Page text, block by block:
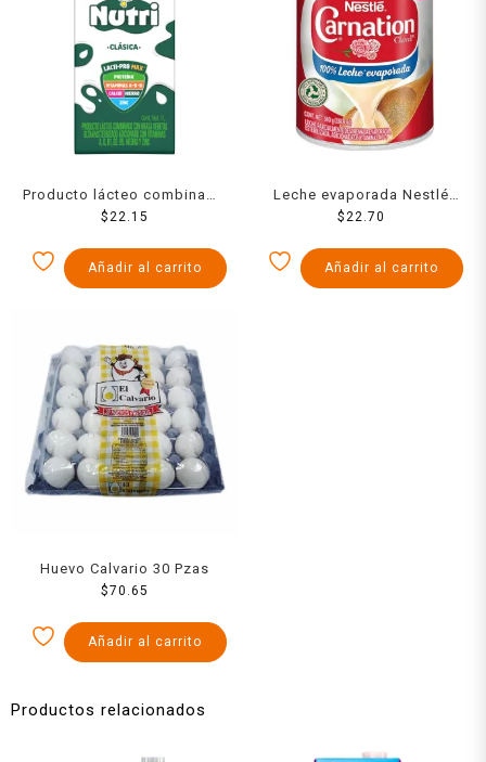
Producto lácteo combinado
Nutri entera 1 l
$ 22.15
Añadir al carrito
Leche evaporada Nestlé
Carnation Clavel 360 g
$ 22.70
Añadir al carrito
Huevo Calvario 30 Pzas
$70.65
Añadir al carrito
Productos relacionados